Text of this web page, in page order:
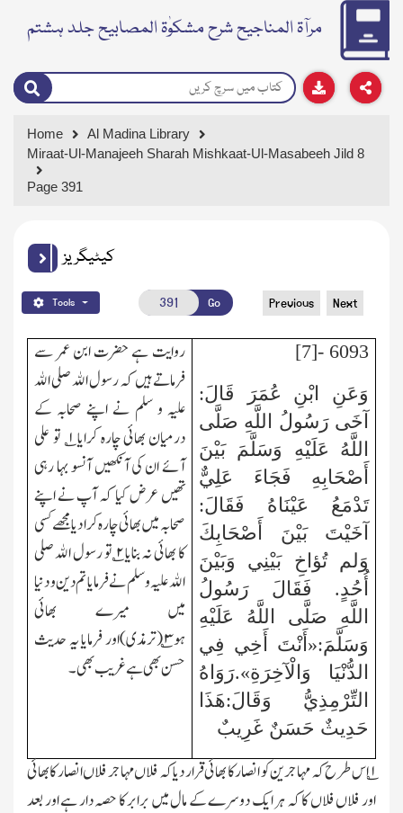
مرآۃ المناجیح شرح مشکوٰۃ المصابیح جلد ہشتم
Home
Al Madina Library
Miraat-Ul-Manajeeh Sharah Mishkaat-Ul-Masabeeh Jild 8
Page 391
کیٹیگریز
Tools Go Previous Next
6093 -[7]
وَعَنِ ابْنِ عُمَرَ قَالَ:
آخَى رَسُولُ اللَّهِ صَلَّى
اللَّهُ عَلَيْهِ وَسَلَّمَ بَيْنَ
أَصْحَابِهِ فَجَاءَ عَلِيٌّ
تَدْمَعُ عَيْنَاهُ فَقَالَ:
آخَيْتَ بَيْنَ أَصْحَابِكَ
وَلم تُؤاخِ بَيْنِي وَبَيْنَ
أُحُدٍ. فَقَالَ رَسُولُ
اللَّهِ صَلَّى اللَّهُ عَلَيْهِ
وَسَلَّمَ:«أَنْتَ أَخِي فِي
الدُّنْيَا وَالْآخِرَةِ».رَوَاهُ
التِّرْمِذِيُّ وَقَالَ:هَذَا
حَدِيثٌ حَسَنٌ غَرِيبٌ
روایت ہے حضرت ابن عمر سے
فرماتے ہیں کہ رسول الله صلی الله
علیہ و سلم نے اپنے صحابہ کے
درمیان بھائی چارہ کرایا۱؎ تو علی
آئے ان کی آنکھیں آنسو بہا رہی
تھیں عرض کیا کہ آپ نے اپنے
صحابہ میں بھائی چارہ کرا دیا مجھے کسی
کا بھائی نہ بنایا۲؎ تو رسول الله صلی
الله علیہ و سلم نے فرمایا تم دین و دنیا
میں میرے بھائی
ہو۳؎(ترمذی)اور فرمایا یہ حدیث
حسن بھی ہے غریب بھی۔
۱؎اس طرح کہ مہاجرین کو انصار کا بھائی قرار دیا کہ فلاں مہاجر فلاں انصار کا بھائی
اور فلاں فلاں کا کہ ہر ایک دوسرے کے مال میں برابر کا حصہ دار ہے اور بعد